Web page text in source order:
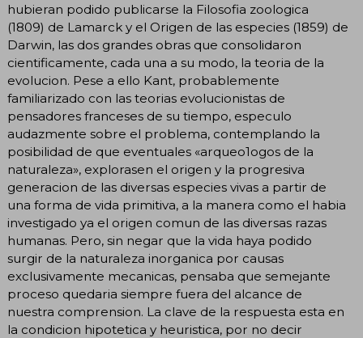
hubieran podido publicarse la Filosofia zoologica
(1809) de Lamarck y el Origen de las especies (1859) de
Darwin, las dos grandes obras que consolidaron
cientificamente, cada una a su modo, la teoria de la
evolucion. Pese a ello Kant, probablemente
familiarizado con las teorias evolucionistas de
pensadores franceses de su tiempo, especulo
audazmente sobre el problema, contemplando la
posibilidad de que eventuales «arqueo1ogos de la
naturaleza», explorasen el origen y la progresiva
generacion de las diversas especies vivas a partir de
una forma de vida primitiva, a la manera como el habia
investigado ya el origen comun de las diversas razas
humanas. Pero, sin negar que la vida haya podido
surgir de la naturaleza inorganica por causas
exclusivamente mecanicas, pensaba que semejante
proceso quedaria siempre fuera del alcance de
nuestra comprension. La clave de la respuesta esta en
la condicion hipotetica y heuristica, por no decir